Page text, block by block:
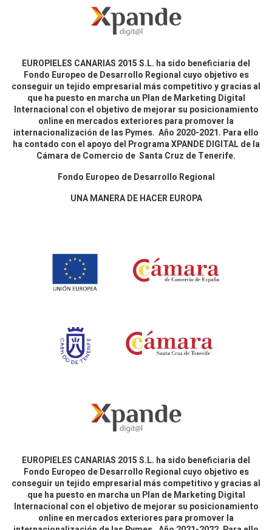
EUROPIELES CANARIAS 2015 S.L. ha sido beneficiaria del
Fondo Europeo de Desarrollo Regional cuyo objetivo es
conseguir un tejido empresarial más competitivo y gracias al
que ha puesto en marcha un Plan de Marketing Digital
Internacional con el objetivo de mejorar su posicionamiento
online en mercados exteriores para promover la
internacionalización de las Pymes. Año 2020-2021. Para ello
ha contado con el apoyo del Programa XPANDE DIGITAL de la
Cámara de Comercio de Santa Cruz de Tenerife.
Fondo Europeo de Desarrollo Regional
UNA MANERA DE HACER EUROPA
EUROPIELES CANARIAS 2015 S.L. ha sido beneficiaria del
Fondo Europeo de Desarrollo Regional cuyo objetivo es
conseguir un tejido empresarial más competitivo y gracias al
que ha puesto en marcha un Plan de Marketing Digital
Internacional con el objetivo de mejorar su posicionamiento
online en mercados exteriores para promover la